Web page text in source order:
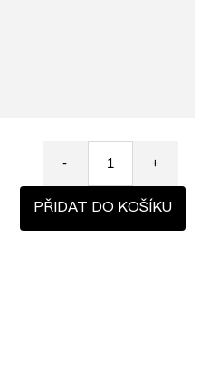
- +
PŘIDAT DO KOŠÍKU